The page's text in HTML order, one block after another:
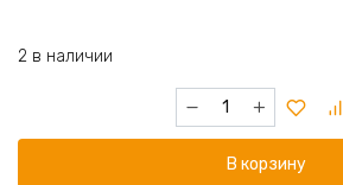
2 в наличии
Количество
товара
В корзину